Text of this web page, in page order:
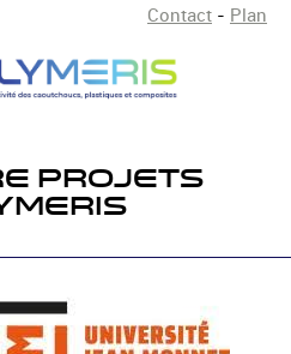
Contact - Plan
PROJETS